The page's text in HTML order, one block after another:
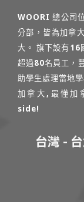
WOORI 總公司
分部，皆為加拿
大。 旗下設有16
超過80名員工，
助學生處理當地
加拿大,最懂加
side!
台灣 -